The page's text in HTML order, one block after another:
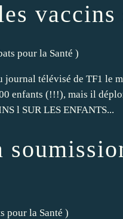
vaccins
pour la Santé )
journal télévisé de TF1 le
enfants (!!!), mais il
l SUR LES ENFANTS...
pour la Santé )